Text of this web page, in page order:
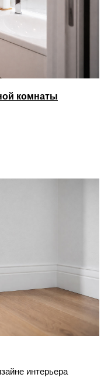
комнаты
интерьера